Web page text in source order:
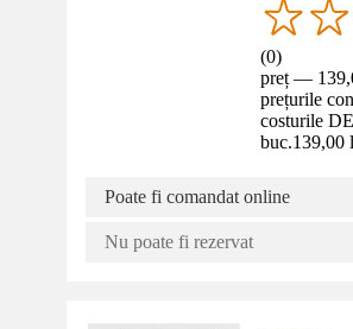
(0)
preț —
prețurile
costurile
buc.139,00
Poate fi comandat online
Nu poate fi rezervat